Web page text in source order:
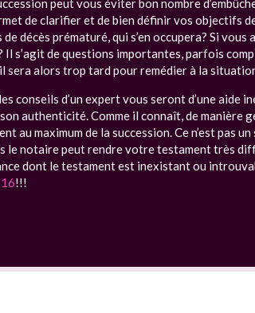
peut vous éviter bon nombre
de clarifier et de bien définir vos objectifs
de décès prématuré, qui s’en occupera? Si
s’agit de questions importantes, parfois
sera alors trop tard pour remédier à la
conseils d’un expert vous seront d’une
authenticité. Comme il connaît, de manière
au maximum de la succession. Ce n’est pas
le notaire peut rendre votre testament très
dont le testament est inexistant ou
!!!